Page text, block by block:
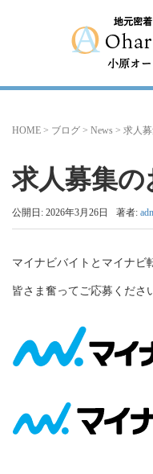
HOME > ブログ > News > 求人
求人募集
公開日: 2026年3月26日 著者:
マイナビバイトとマイナビ
皆さま奮ってご応募くださ